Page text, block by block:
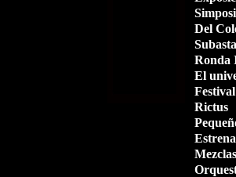
Del
Ronda
El
Rictus